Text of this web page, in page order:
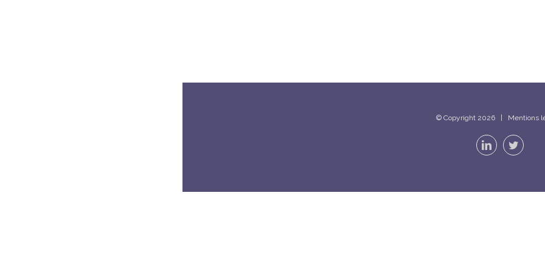
© Copyright 2026 | Mentions
LinkedInTwitter